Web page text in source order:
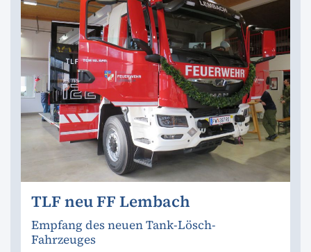
TLF neu FF Lembach
Empfang des neuen Tank-Lösch-
Fahrzeuges